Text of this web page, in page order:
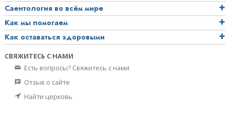
Саентология во всём мире
Как мы помогаем
Как оставаться здоровыми
СВЯЖИТЕСЬ С НАМИ
Есть вопросы? Свяжитесь с нами
Отзыв о сайте
Найти церковь